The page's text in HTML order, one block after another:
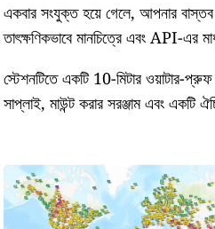
একবার সংযুক্ত হয়ে গেলে, আপনার বাস্তব
তাৎক্ষণিকভাবে মানচিত্রে এবং API-এর
স্টেশনটিতে একটি 10-মিটার ওয়াটার-
সাপ্লাই, মাউন্ট করার সরঞ্জাম এবং একটি